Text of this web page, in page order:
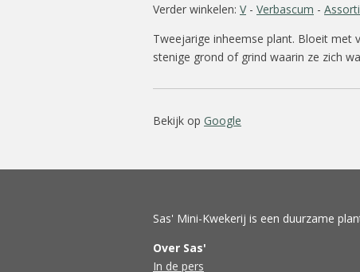
Verder winkelen: V- Verbascum -
Tweejarige inheemse plant. Bloeit met
stenige grond of grind waarin ze zich
Bekijk op Google
Sas' Mini-Kwekerij is een duurzame
Over Sas'
In de pers